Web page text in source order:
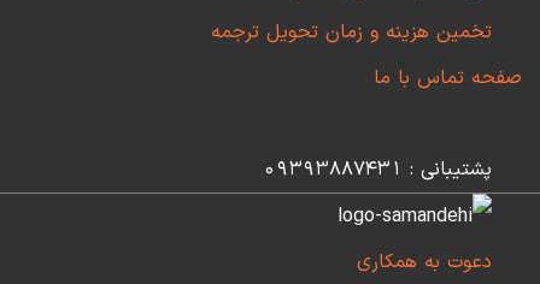
تخمین هزینه و زمان تحویل ترجمه
صفحه تماس با ما
پشتیبانی : 09393887431
دعوت به همکاری